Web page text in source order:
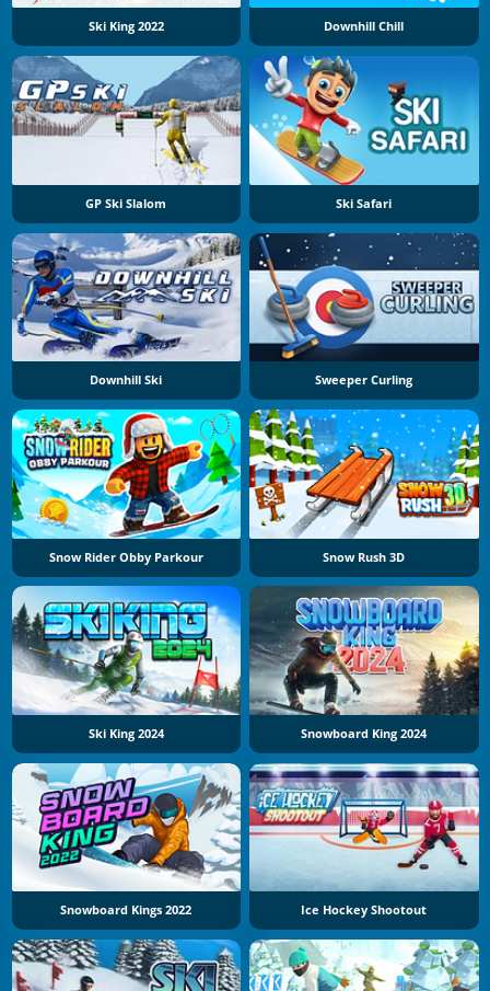
Ski King 2022 Downhill Chill
GP Ski Slalom Ski Safari
Downhill Ski Sweeper Curling
Snow Rider Obby Parkour Snow Rush 3D
Ski King 2024 Snowboard King 2024
Snowboard Kings 2022 Ice Hockey Shootout